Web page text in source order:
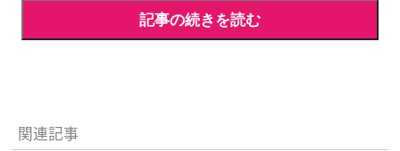
記事の続きを読む
関連記事